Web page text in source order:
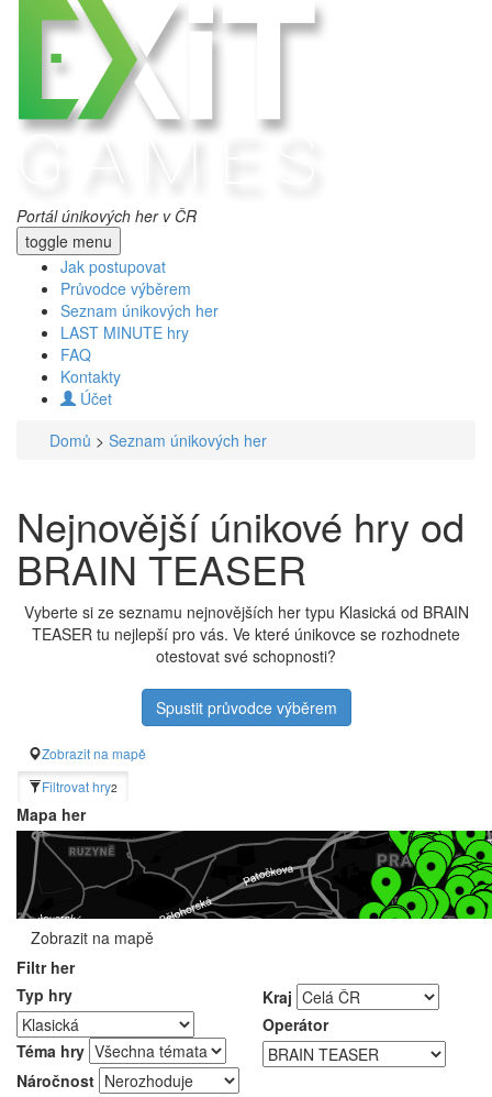
Portál únikových her v ČR
toggle menu
Jak postupovat
Průvodce výběrem
Seznam únikových her
LAST MINUTE hry
FAQ
Kontakty
Účet
Domů > Seznam únikových her
Nejnovější únikové hry od
BRAIN TEASER
Vyberte si ze seznamu nejnovějších her typu Klasická od BRAIN
TEASER tu nejlepší pro vás. Ve které únikovce se rozhodnete
otestovat své schopnosti?
Spustit průvodce výběrem
Zobrazit na mapě
Filtrovat hry2
Mapa her
Zobrazit na mapě
Filtr her
Typ hry
Téma hry
Kraj
Operátor
Náročnost